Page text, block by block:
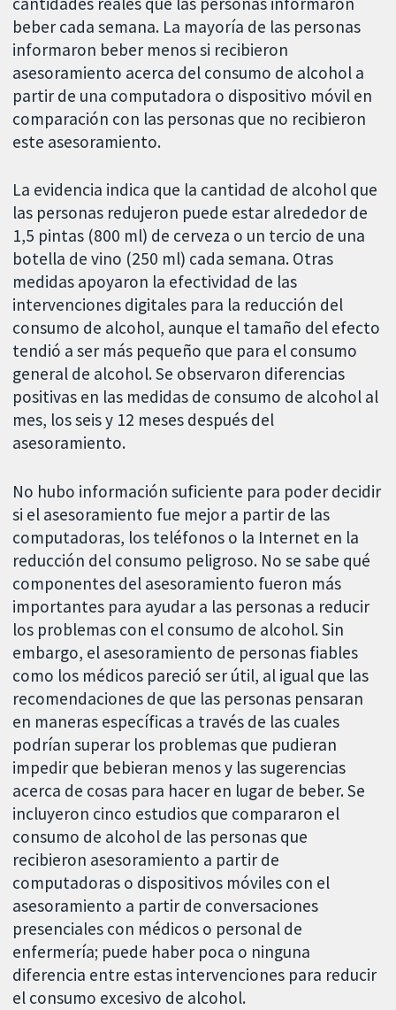
beber cada semana. La mayoría de las personas
informaron beber menos si recibieron
asesoramiento acerca del consumo de alcohol a
partir de una computadora o dispositivo móvil en
comparación con las personas que no recibieron
este asesoramiento.
La evidencia indica que la cantidad de alcohol que
las personas redujeron puede estar alrededor de
1,5 pintas (800 ml) de cerveza o un tercio de una
botella de vino (250 ml) cada semana. Otras
medidas apoyaron la efectividad de las
intervenciones digitales para la reducción del
consumo de alcohol, aunque el tamaño del efecto
tendió a ser más pequeño que para el consumo
general de alcohol. Se observaron diferencias
positivas en las medidas de consumo de alcohol al
mes, los seis y 12 meses después del
asesoramiento.
No hubo información suficiente para poder decidir
si el asesoramiento fue mejor a partir de las
computadoras, los teléfonos o la Internet en la
reducción del consumo peligroso. No se sabe qué
componentes del asesoramiento fueron más
importantes para ayudar a las personas a reducir
los problemas con el consumo de alcohol. Sin
embargo, el asesoramiento de personas fiables
como los médicos pareció ser útil, al igual que las
recomendaciones de que las personas pensaran
en maneras específicas a través de las cuales
podrían superar los problemas que pudieran
impedir que bebieran menos y las sugerencias
acerca de cosas para hacer en lugar de beber. Se
incluyeron cinco estudios que compararon el
consumo de alcohol de las personas que
recibieron asesoramiento a partir de
computadoras o dispositivos móviles con el
asesoramiento a partir de conversaciones
presenciales con médicos o personal de
enfermería; puede haber poca o ninguna
diferencia entre estas intervenciones para reducir
el consumo excesivo de alcohol.